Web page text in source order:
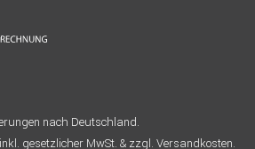
nach Deutschland.
gesetzlicher MwSt. & zzgl. Versandkosten.